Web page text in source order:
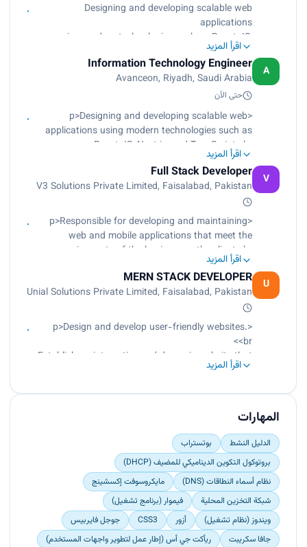
Designing and developing scalable web
applications
using modern technologies such as React JS,
Next.js, and
TypeScript. Monitor and troubleshoot network
infrastructure issues,
including DNS management, routing, and firewall
configuration.
اقرأ المزيد
A
Information Technology Engineer
Avanceon, Riyadh, Saudi Arabia
حتى الآن
<p>Designing and developing scalable web
applications using modern technologies such as
React JS, Next.js, and TypeScript.<br>
Monitor and troubleshoot network infrastructure
issues, including DNS management, routing, and
firewall configuration.</p>
اقرأ المزيد
V
Full Stack Developer
V3 Solutions Private Limited, Faisalabad, Pakistan
<p>Responsible for developing and maintaining
web and mobile applications that meet the
requirements of the business or the client.<br>
Have experience with back-end web development
technologies, such as Node.js.<br>
Able to design and develop RESTful APIs and
database schema.</p>
اقرأ المزيد
U
MERN STACK DEVELOPER
Unial Solutions Private Limited, Faisalabad, Pakistan
<p>Design and develop user-friendly websites.
<br>
Establish an interactive and dynamic website that
guarantees high traffic, page views and
back-end services and databases.</p>
اقرأ المزيد
المهارات
الدليل النشط
بوتستراب
بروتوكول التكوين الديناميكي للمضيف (DHCP)
نظام أسماء النطاقات (DNS)
مايكروسوفت إكسشينج
شبكة التخزين المحلية
فيموار (برنامج تشغيل)
ويندوز (نظام تشغيل)
أزور CSS3
جوجل فايربيس
جافا سكريبت
ريأكت جي أس (إطار عمل لتطوير واجهات المستخدم)